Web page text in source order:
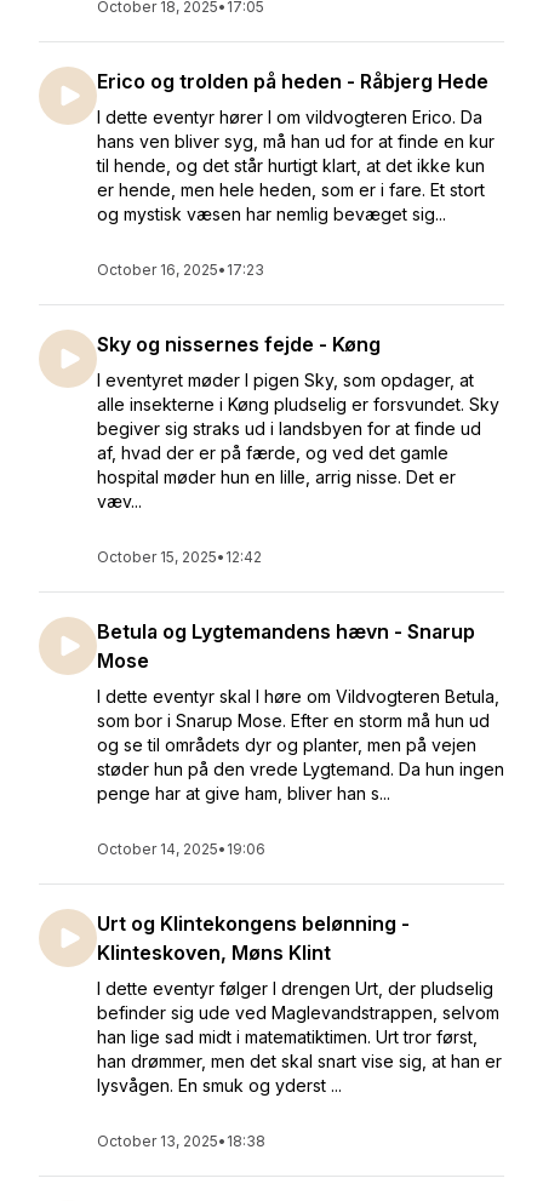
October 18, 2025• 17:05
Erico og trolden på heden - Råbjerg Hede
I dette eventyr hører I om vildvogteren Erico. Da
hans ven bliver syg, må han ud for at finde en kur
til hende, og det står hurtigt klart, at det ikke kun
er hende, men hele heden, som er i fare. Et stort
og mystisk væsen har nemlig bevæget sig...
October 16, 2025• 17:23
Sky og nissernes fejde - Køng
I eventyret møder I pigen Sky, som opdager, at
alle insekterne i Køng pludselig er forsvundet. Sky
begiver sig straks ud i landsbyen for at finde ud
af, hvad der er på færde, og ved det gamle
hospital møder hun en lille, arrig nisse. Det er
væv...
October 15, 2025• 12:42
Betula og Lygtemandens hævn - Snarup
Mose
I dette eventyr skal I høre om Vildvogteren Betula,
som bor i Snarup Mose. Efter en storm må hun ud
og se til områdets dyr og planter, men på vejen
støder hun på den vrede Lygtemand. Da hun ingen
penge har at give ham, bliver han s...
October 14, 2025• 19:06
Urt og Klintekongens belønning -
Klinteskoven, Møns Klint
I dette eventyr følger I drengen Urt, der pludselig
befinder sig ude ved Maglevandstrappen, selvom
han lige sad midt i matematiktimen. Urt tror først,
han drømmer, men det skal snart vise sig, at han er
lysvågen. En smuk og yderst ...
October 13, 2025• 18:38